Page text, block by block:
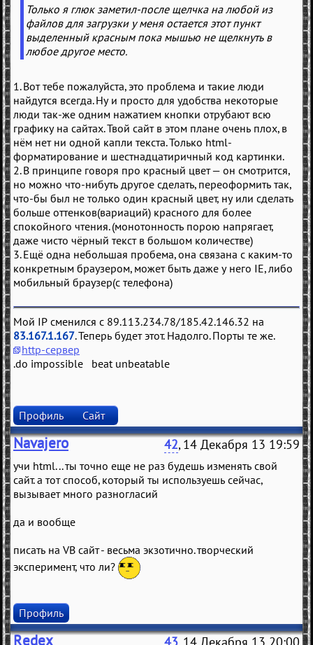
Только я глюк заметил-после щелчка на любой из
файлов для загрузки у меня остается этот пункт
выделенный красным пока мышью не щелкнуть в
любое другое место.
1. Вот тебе пожалуйста, это проблема и такие люди
найдутся всегда. Ну и просто для удобства некоторые
люди так-же одним нажатием кнопки отрубают всю
графику на сайтах. Твой сайт в этом плане очень плох, в
нём нет ни одной капли текста. Только html-
форматирование и шестнадцатиричный код картинки.
2. В принципе говоря про красный цвет — он смотрится,
но можно что-нибуть другое сделать, переоформить так,
что-бы был не только один красный цвет, ну или сделать
больше оттенков(вариаций) красного для более
спокойного чтения. (монотонность порою напрягает,
даже чисто чёрный текст в большом количестве)
3. Ещё одна небольшая пробема, она связана с каким-то
конкретным браузером, может быть даже у него IE, либо
мобильный браузер(с телефона)
Мой IP сменился с 89.113.234.78/185.42.146.32 на
83.167.1.167. Теперь будет этот. Надолго. Порты те же.
http-сервер
.do impossible beat unbeatable
Профиль Сайт
Navajero 42, 14 Декабря 13 19:59
учи html... ты точно еще не раз будешь изменять свой
сайт. а тот способ, который ты используешь сейчас,
вызывает много разногласий
да и вообще
писать на VB сайт - весьма экзотично. творческий
эксперимент, что ли?
Профиль
Redex